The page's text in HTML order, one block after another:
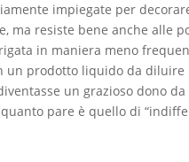
impiegate per
ma resiste bene anche alle
in maniera meno
un prodotto liquido da diluire
un grazioso dono
pare è quello di